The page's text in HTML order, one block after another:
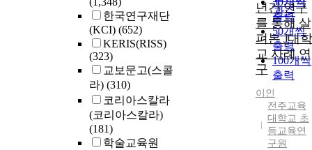
한국연구재단
(KCI) (652)
KERIS(RISS)
(323)
교보문고(스콜
라) (310)
코리아스칼라
(코리아스칼라)
(181)
학술교육원
관순
출력
50개씩
출력
100개씩
출력
년간 연구
를 통해 살
펴본 J대학
교 사례 연
구
이인
전주교육
대학교 초
등교육연
구원